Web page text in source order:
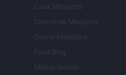
Casa Magazine
Cineverse Magazine
Donne Magazine
Food Blog
Milano Notizie